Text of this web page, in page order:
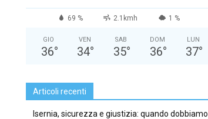
69 % 2.1kmh 1 %
GIO
36°
VEN
34°
SAB
35°
DOM
36°
LUN
37°
Articoli recenti
Isernia, sicurezza e giustizia: quando dobbiamo